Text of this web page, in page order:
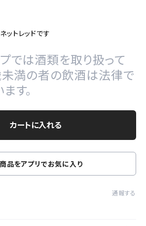
トレッドです
では酒類を取り扱って
未満の者の飲酒は法律で
す。
カートに入れる
商品をアプリでお気に入り
通報する